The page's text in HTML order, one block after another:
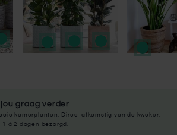
graag verder
kamerplanten. Direct afkomstig van de kweker.
1 à 2 dagen bezorgd.